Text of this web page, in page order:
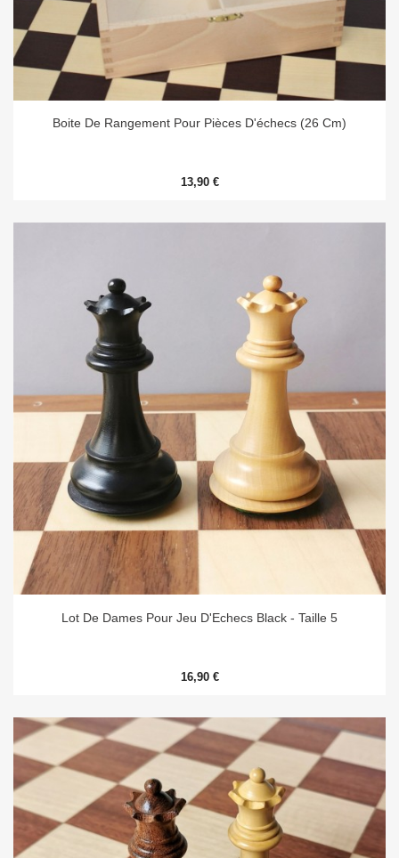
Boite De Rangement Pour Pièces D'échecs (26 Cm)
13,90 €
Lot De Dames Pour Jeu D'Echecs Black - Taille 5
16,90 €